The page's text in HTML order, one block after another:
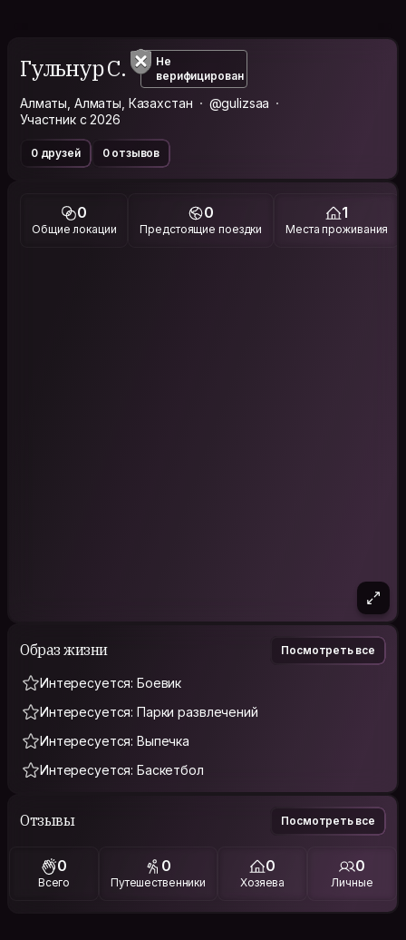
Гульнур С.
Не
верифицирован
Алматы, Алматы, Казахстан
@gulizsaa
Участник с 2026
0 друзей 0 отзывов
0
Общие локации
0
Предстоящие поездки
1
Места проживания
Образ жизни Посмотреть все
Интересуется: Боевик
Интересуется: Парки развлечений
Интересуется: Выпечка
Интересуется: Баскетбол
Отзывы Посмотреть все
0
Всего
0
Путешественники
0
Хозяева
0
Личные